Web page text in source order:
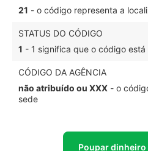
21 - o código representa a
STATUS DO CÓDIGO
1 - 1 significa que o código está
CÓDIGO DA AGÊNCIA
não atribuído ou XXX - o
sede
Poupar dinheiro